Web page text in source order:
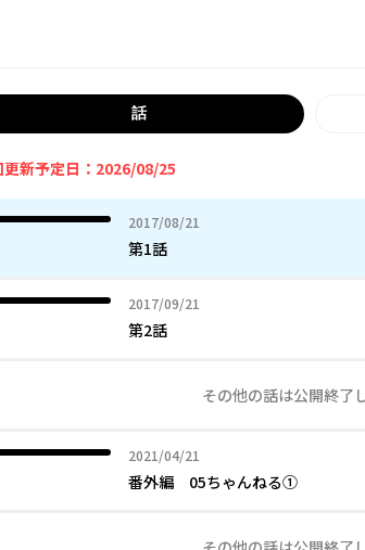
話
更新予定日：2026/08/25
2017/08/21
2017年08月21日
第1話
2017/09/21
2017年09月21日
第2話
その他の話は公開終了
2021/04/21
2021年04月21日
番外編 05ちゃんねる①